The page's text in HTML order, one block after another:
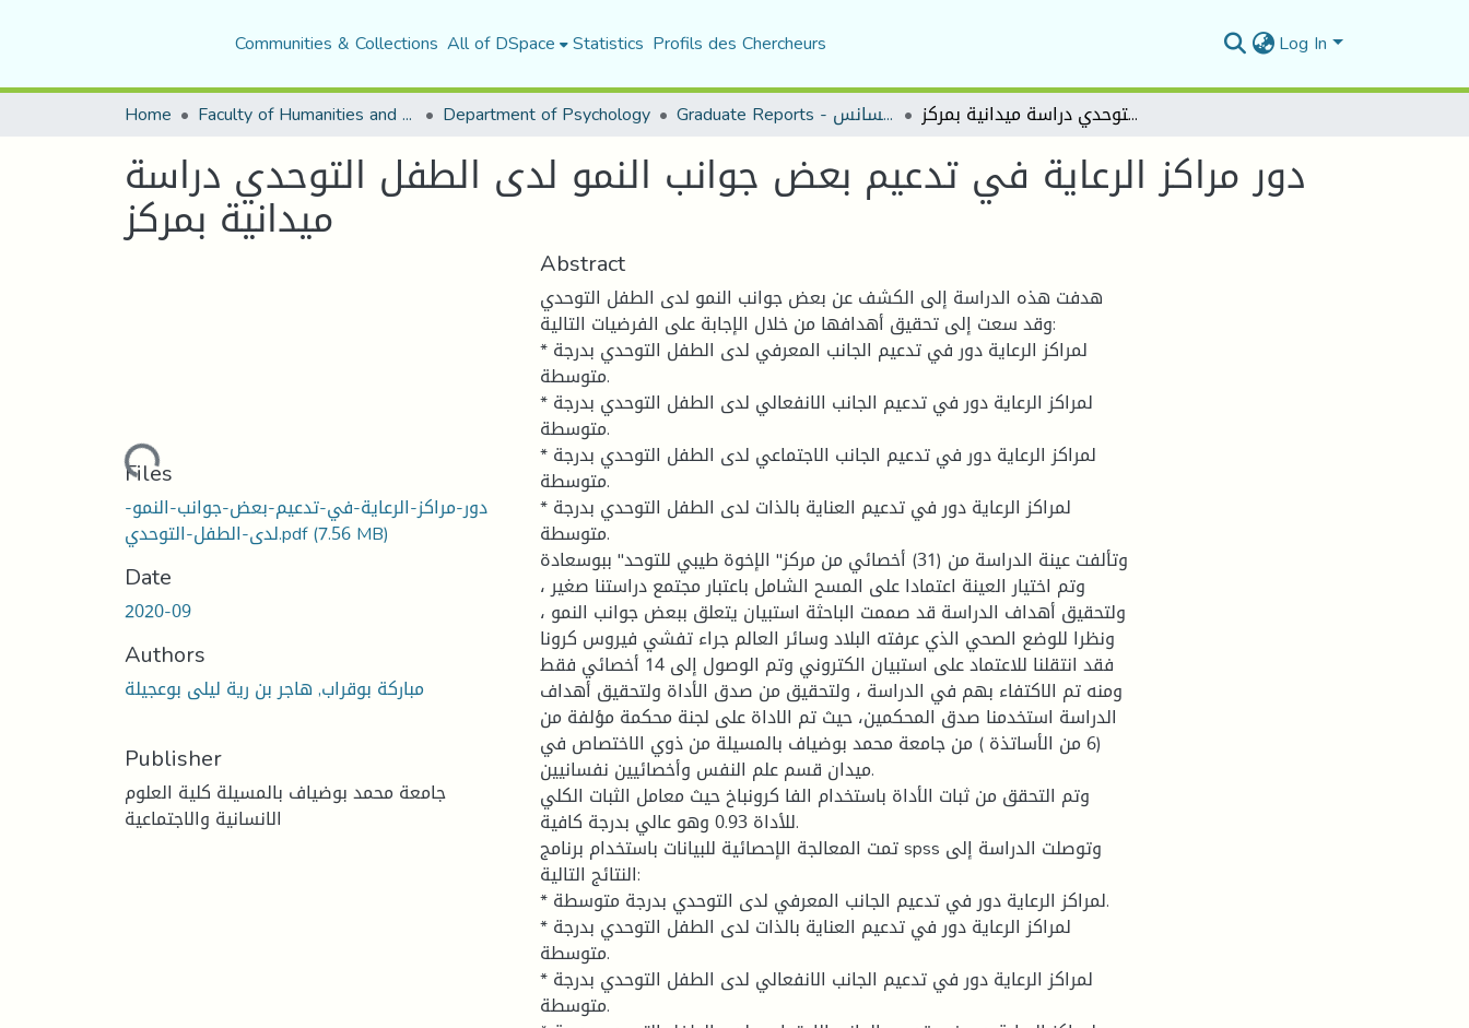
Communities & Collections All of DSpace Statistics Profils des Chercheurs Log In
Home Faculty of Humanities and Social Sciences Department of Psychology Graduate Reports - تقارير الليسانس دور مراكز الرعاية في تدعيم بعض جوانب النمو لدى الطفل التوحدي دراسة ميدانية بمركز
دور مراكز الرعاية في تدعيم بعض جوانب النمو لدى الطفل التوحدي دراسة
ميدانية بمركز
Loading...
Files
دور-مراكز-الرعاية-في-تدعيم-بعض-جوانب-النمو-
لدى-الطفل-التوحدي.pdf(7.56 MB)
Date
2020-09
Authors
مباركة بوقراب, هاجر بن رية ليلى بوعجيلة
Publisher
جامعة محمد بوضياف بالمسيلة كلية العلوم
الانسانية والاجتماعية
Abstract
هدفت هذه الدراسة إلى الكشف عن بعض جوانب النمو لدى الطفل التوحدي
وقد سعت إلى تحقيق أهدافها من خلال الإجابة على الفرضيات التالية:
* لمراكز الرعاية دور في تدعيم الجانب المعرفي لدى الطفل التوحدي بدرجة
متوسطة.
* لمراكز الرعاية دور في تدعيم الجانب الانفعالي لدى الطفل التوحدي بدرجة
متوسطة.
* لمراكز الرعاية دور في تدعيم الجانب الاجتماعي لدى الطفل التوحدي بدرجة
متوسطة.
* لمراكز الرعاية دور في تدعيم العناية بالذات لدى الطفل التوحدي بدرجة
متوسطة.
وتألفت عينة الدراسة من (31) أخصائي من مركز" الإخوة طيبي للتوحد" ببوسعادة
وتم اختيار العينة اعتمادا على المسح الشامل باعتبار مجتمع دراستنا صغير ،
ولتحقيق أهداف الدراسة قد صممت الباحثة استبيان يتعلق ببعض جوانب النمو ،
ونظرا للوضع الصحي الذي عرفته البلاد وسائر العالم جراء تفشي فيروس كرونا
فقد انتقلنا للاعتماد على استبيان الكتروني وتم الوصول إلى 14 أخصائي فقط
ومنه تم الاكتفاء بهم في الدراسة ، ولتحقيق من صدق الأداة ولتحقيق أهداف
الدراسة استخدمنا صدق المحكمين، حيث تم الاداة على لجنة محكمة مؤلفة من
(6 من الأساتذة ) من جامعة محمد بوضياف بالمسيلة من ذوي الاختصاص في
ميدان قسم علم النفس وأخصائيين نفسانيين.
وتم التحقق من ثبات الأداة باستخدام الفا كرونباخ حيث معامل الثبات الكلي
للأداة 0.93 وهو عالي بدرجة كافية.
تمت المعالجة الإحصائية للبيانات باستخدام برنامج spss وتوصلت الدراسة إلى
النتائج التالية:
* لمراكز الرعاية دور في تدعيم الجانب المعرفي لدى التوحدي بدرجة متوسطة.
* لمراكز الرعاية دور في تدعيم العناية بالذات لدى الطفل التوحدي بدرجة
متوسطة.
* لمراكز الرعاية دور في تدعيم الجانب الانفعالي لدى الطفل التوحدي بدرجة
متوسطة.